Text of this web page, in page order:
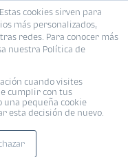
cookies sirven para
más personalizados,
redes. Para conocer más
nuestra Política de
cuando visites
cumplir con tus
una pequeña cookie
esta decisión de nuevo.